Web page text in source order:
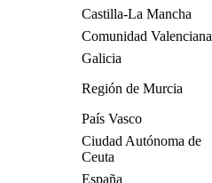
Castilla-La Mancha
Comunidad Valenciana
Galicia
Región de Murcia
País Vasco
Ciudad Autónoma de
Ceuta
España